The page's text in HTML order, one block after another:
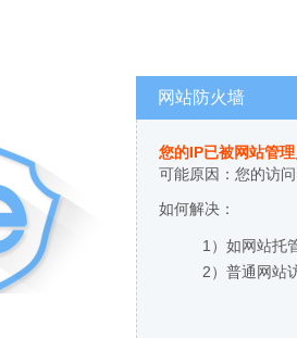
网站防火墙
您的IP已被网站管
可能原因：您的访
如何解决：
1）如网站托
2）普通网站